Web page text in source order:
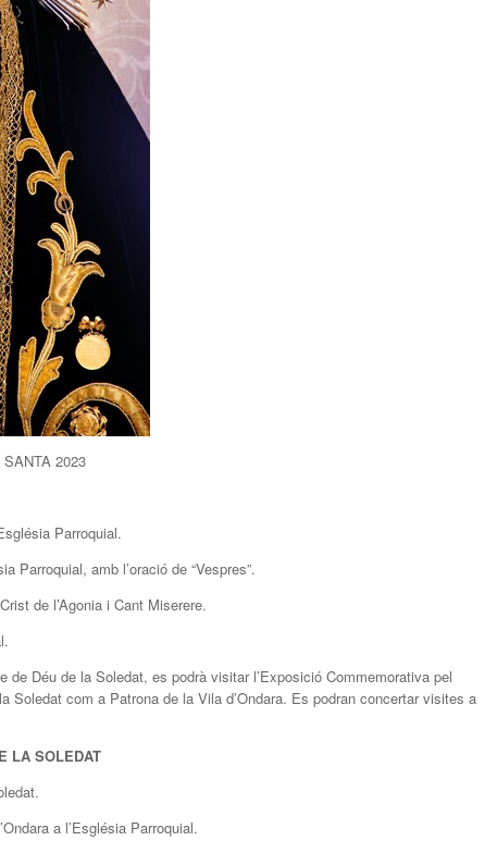
2023
Parroquial.
Parroquial, amb l’oració de “Vespres”.
de l’Agonia i Cant Miserere.
Déu de la Soledat, es podrà visitar l’Exposició Commemorativa pel
Soledat com a Patrona de la Vila d’Ondara. Es podran concertar visites a
LA SOLEDAT
a l’Església Parroquial.